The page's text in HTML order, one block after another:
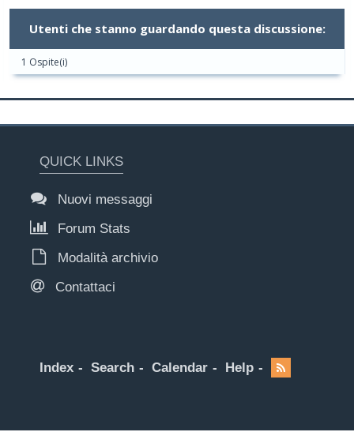
Utenti che stanno guardando questa discussione:
1 Ospite(i)
QUICK LINKS
Nuovi messaggi
Forum Stats
Modalità archivio
Contattaci
Index Search Calendar Help